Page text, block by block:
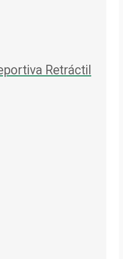
Retráctil